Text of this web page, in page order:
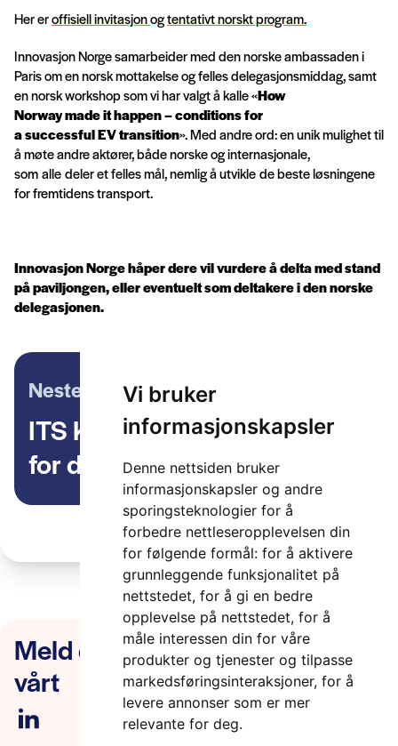
Vi bruker
informasjonskapsler
Denne nettsiden bruker
informasjonskapsler og andre
sporingsteknologier for å
forbedre nettleseropplevelsen din
for følgende formål: for å aktivere
grunnleggende funksjonalitet på
nettstedet, for å gi en bedre
opplevelse på nettstedet, for å
måle interessen din for våre
produkter og tjenester og tilpasse
markedsføringsinteraksjoner, for å
levere annonser som er mer
relevante for deg.
Her eroffisiell invitasjonogtentativt norskt program.
Innovasjon Norge samarbeider med den norske ambassaden i
Paris om en norsk mottakelse og felles delegasjonsmiddag, samt
en norsk workshop som vi har valgt å kalle «How
Norwaymadeithappen–conditionsfor
asuccessfulEVtransition». Med andre ord: en unik mulighet til
å møte andre aktører, både norske og internasjonale,
som alle deler et felles mål, nemlig å utvikle de beste løsningene
for fremtidens transport.
Innovasjon Norge håper dere vil vurdere å delta med stand
på paviljongen, eller eventuelt som deltakere i den norske
delegasjonen.
Neste artikkel
ITS Konferansen 2019 – takk
for din deltakelse!
Meld deg på nyhetsbrevet
vårt